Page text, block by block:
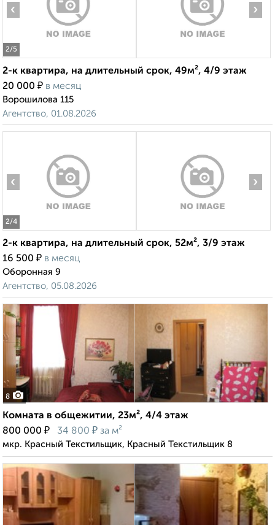
2/5
‹ ›
2-к квартира, на длительный срок, 49м², 4/9 этаж
20 000 ₽ в месяц
Ворошилова 115
Агентство, 01.08.2026
2/4
‹ ›
2-к квартира, на длительный срок, 52м², 3/9 этаж
16 500 ₽ в месяц
Оборонная 9
Агентство, 05.08.2026
8
Комната в общежитии, 23м², 4/4 этаж
800 000 ₽ 34 800 ₽ за м²
мкр. Красный Текстильщик, Красный Текстильщик 8